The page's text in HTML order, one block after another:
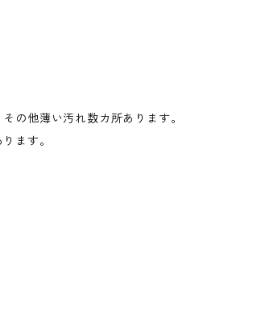
の他薄い汚れ数カ所あります。
ます。